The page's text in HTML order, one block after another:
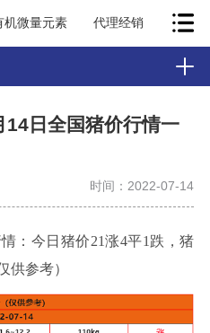
机微量元素 代理经销
日全国猪价行情一
时间：2022-07-14
：今日猪价21涨4平1跌，猪
供参考）